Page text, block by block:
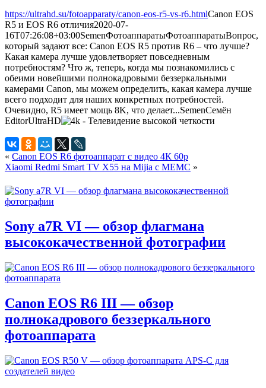
https://ultrahd.su/fotoapparaty/canon-eos-r5-vs-r6.htmlCanon EOS
R5 и EOS R6 отличия2020-07-
16T07:26:08+03:00SemenФотоаппаратыФотоаппаратыВопрос,
который задают все: Canon EOS R5 против R6 – что лучше?
Какая камера лучше удовлетворяет повседневным
потребностям? Что ж, теперь, когда мы познакомились с
обеими новейшими полнокадровыми беззеркальными
камерами Canon, мы можем определить, какая камера лучше
всего подходит для наших конкретных потребностей.
Очевидно, R5 имеет мощь 8K, что делает...SemenСемён
EditorUltraHD
« Canon EOS R6 фотоаппарат с видео 4К 60р
Xiaomi Redmi Smart TV X55 на Mijia с MEMC »
Sony a7R VI — обзор флагмана
высококачественной фотографии
Canon EOS R6 III — обзор
полнокадрового беззеркального
фотоаппарата